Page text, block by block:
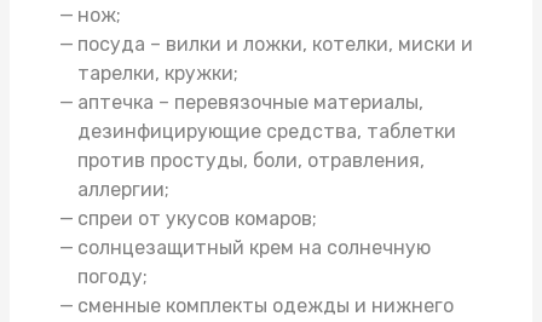
нож;
посуда – вилки и ложки, котелки, миски и
тарелки, кружки;
аптечка – перевязочные материалы,
дезинфицирующие средства, таблетки
против простуды, боли, отравления,
аллергии;
спреи от укусов комаров;
солнцезащитный крем на солнечную
погоду;
сменные комплекты одежды и нижнего